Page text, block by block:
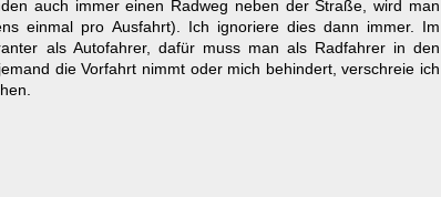
auch immer einen Radweg neben der Straße, wird man
einmal pro Ausfahrt). Ich ignoriere dies dann immer. Im
als Autofahrer, dafür muss man als Radfahrer in den
die Vorfahrt nimmt oder mich behindert, verschreie ich